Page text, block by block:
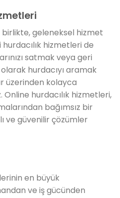
geleneksel hizmet
hizmetleri de
satmak veya geri
hurdacıyı aramak
üzerinden kolayca
hurdacılık hizmetleri,
bağımsız bir
ve güvenilir çözümler
en büyük
ve iş gücünden